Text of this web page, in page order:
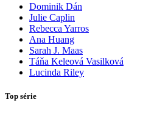
Dominik Dán
Julie Caplin
Rebecca Yarros
Ana Huang
Sarah J. Maas
Táňa Keleová Vasilková
Lucinda Riley
Top série